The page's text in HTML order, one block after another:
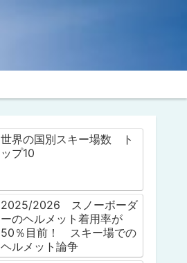
世界の国別スキー場数 ト
ップ10
2025/2026 スノーボーダ
ーのヘルメット着用率が
50％目前！ スキー場での
ヘルメット論争